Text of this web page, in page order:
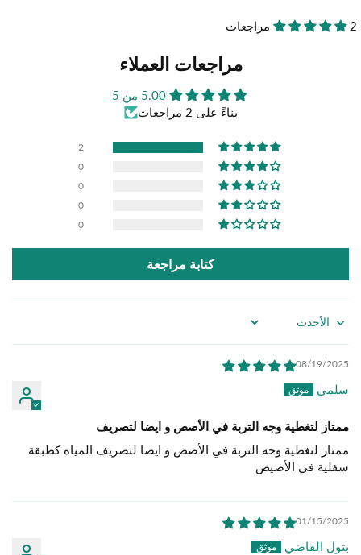
2 مراجعات
مراجعات العملاء
5.00 من 5
بناءً على 2 مراجعات
2
0
0
0
0
كتابة مراجعة
Sort by
08/19/2025
سلمى
ممتاز لتغطية وجه التربة في الأصص و ايضا لتصريف
ممتاز لتغطية وجه التربة في الأصص و ايضا لتصريف المياه كطبقة
سفلية في الأصيص
01/15/2025
بتول القاضي